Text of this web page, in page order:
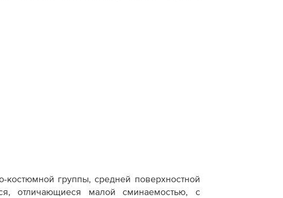
группы, средней поверхностной
отличающиеся малой сминаемостью, с